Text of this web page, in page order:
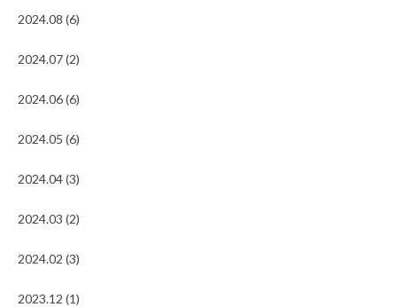
2024.08 (6)
2024.07 (2)
2024.06 (6)
2024.05 (6)
2024.04 (3)
2024.03 (2)
2024.02 (3)
2023.12 (1)